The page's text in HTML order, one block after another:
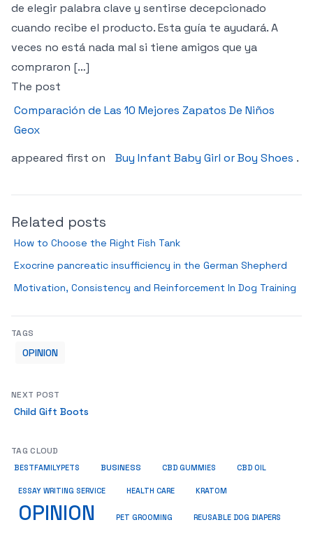
de elegir palabra clave y sentirse decepcionado
cuando recibe el producto. Esta guía te ayudará. A
veces no está nada mal si tiene amigos que ya
compraron […]
The post
Comparación de Las 10 Mejores Zapatos De Niños
Geox
appeared first on
Buy Infant Baby Girl or Boy Shoes .
Related posts
How to Choose the Right Fish Tank
Exocrine pancreatic insufficiency in the German Shepherd
Motivation, Consistency and Reinforcement In Dog Training
TAGS
OPINION
NEXT POST
Child Gift Boots
TAG CLOUD
BESTFAMILYPETS BUSINESS CBD GUMMIES CBD OIL
ESSAY WRITING SERVICE HEALTH CARE KRATOM
OPINION PET GROOMING REUSABLE DOG DIAPERS